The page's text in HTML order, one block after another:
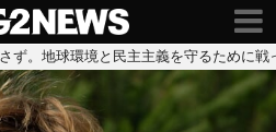
ず。地球環境と民主主義を守るために